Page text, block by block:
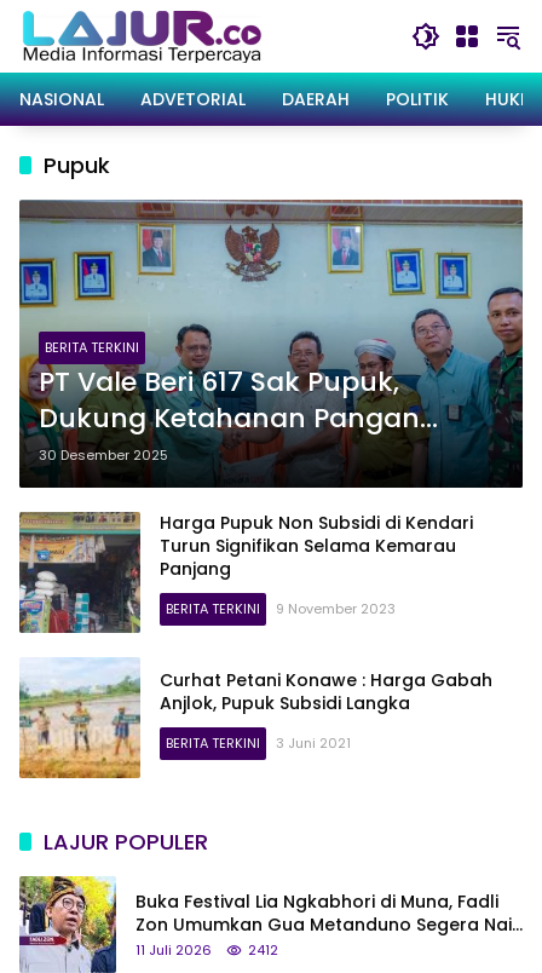
Langsung
konten
NASIONAL
ADVETORIAL DAERAH POLITIK
Pupuk
BERITA TERKINI
PT Vale Beri 617 Sak Pupuk,
Dukung Ketahanan Pangan
Petani Desa Huko-Huko, Kolaka
30 Desember 2025
Harga Pupuk Non Subsidi di Kendari
Turun Signifikan Selama Kemarau
Panjang
BERITA TERKINI 9 November 2023
Curhat Petani Konawe : Harga Gabah
Anjlok, Pupuk Subsidi Langka
BERITA TERKINI 3 Juni 2021
LAJUR POPULER
Buka Festival Lia Ngkabhori di Muna, Fadli
Zon Umumkan Gua Metanduno Segera Naik
Status Jadi Cagar Budaya Nasional
11 Juli 2026 2412